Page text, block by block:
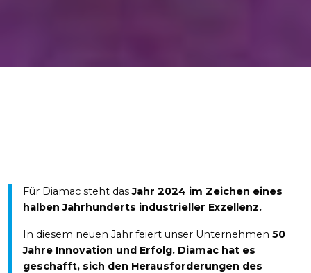
Für Diamac steht dasJahr 2024 im Zeichen eines
halben Jahrhunderts industrieller Exzellenz.
In diesem neuen Jahr feiert unser Unternehmen50
Jahre Innovation und Erfolg. Diamac hat es
geschafft, sich den Herausforderungen des